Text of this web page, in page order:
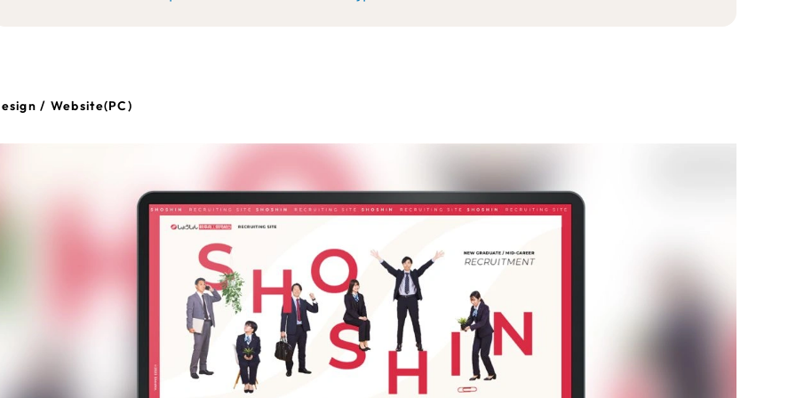
/ Website(PC)